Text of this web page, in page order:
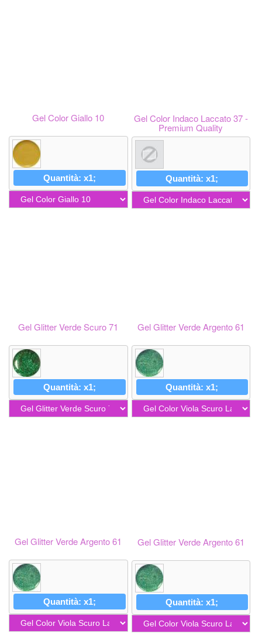
Gel Color Giallo 10
Quantità: x1;
Gel Color Indaco Laccato 37 -
Premium Quality
Quantità: x1;
Gel Glitter Verde Scuro 71
Quantità: x1;
Gel Glitter Verde Argento 61
Quantità: x1;
Gel Glitter Verde Argento 61
Quantità: x1;
Gel Glitter Verde Argento 61
Quantità: x1;